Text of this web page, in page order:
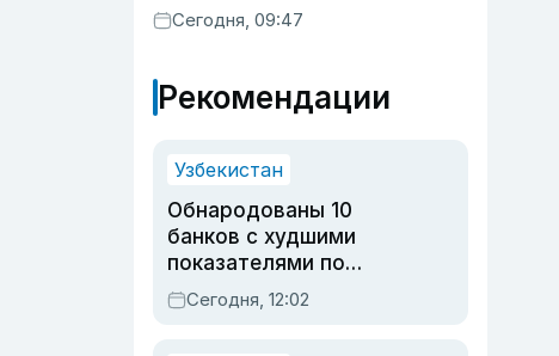
Сегодня, 09:47
Рекомендации
Узбекистан
Обнародованы 10
банков с худшими
показателями по
обращениям
Сегодня, 12:02